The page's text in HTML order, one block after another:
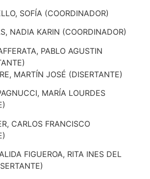
SOFÍA (COORDINADOR)
NADIA KARIN (COORDINADOR)
PABLO AGUSTIN
MARTÍN JOSÉ (DISERTANTE)
MARÍA LOURDES
CARLOS FRANCISCO
FIGUEROA, RITA INES DEL